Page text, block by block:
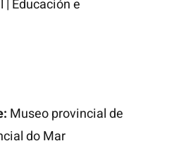
| Educación e
Museo provincial de
do Mar